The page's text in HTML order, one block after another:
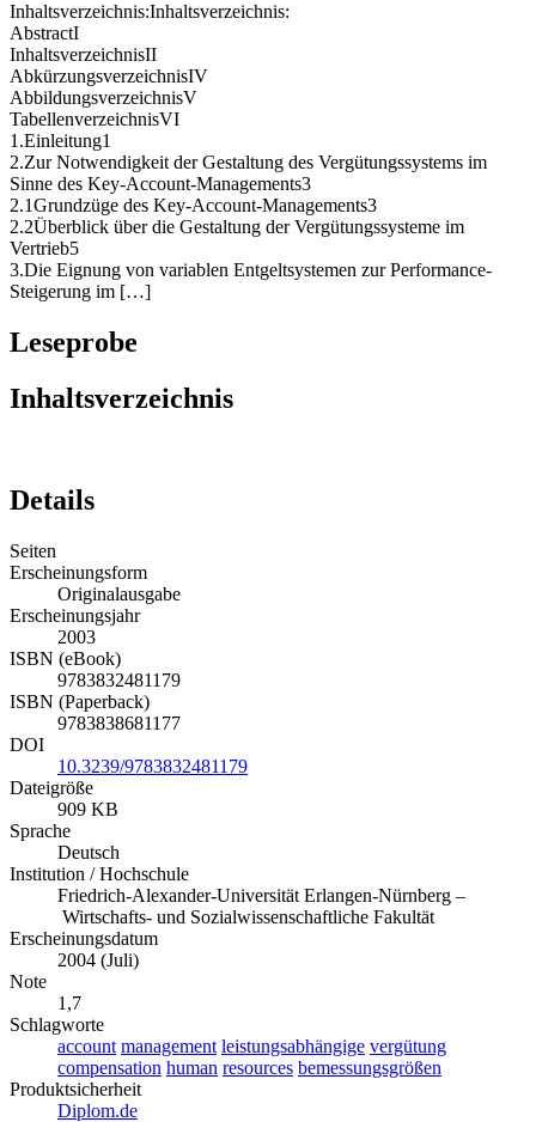
Inhaltsverzeichnis:Inhaltsverzeichnis:
AbstractI
InhaltsverzeichnisII
AbkürzungsverzeichnisIV
AbbildungsverzeichnisV
TabellenverzeichnisVI
1.Einleitung1
2.Zur Notwendigkeit der Gestaltung des Vergütungssystems im
Sinne des Key-Account-Managements3
2.1Grundzüge des Key-Account-Managements3
2.2Überblick über die Gestaltung der Vergütungssysteme im
Vertrieb5
3.Die Eignung von variablen Entgeltsystemen zur Performance-
Steigerung im […]
Leseprobe
Inhaltsverzeichnis
Details
Seiten
Erscheinungsform
Originalausgabe
Erscheinungsjahr
2003
ISBN (eBook)
9783832481179
ISBN (Paperback)
9783838681177
DOI
10.3239/9783832481179
Dateigröße
909 KB
Sprache
Deutsch
Institution / Hochschule
Friedrich-Alexander-Universität Erlangen-Nürnberg –
Wirtschafts- und Sozialwissenschaftliche Fakultät
Erscheinungsdatum
2004 (Juli)
Note
1,7
Schlagworte
account management leistungsabhängige vergütung
compensation human resources bemessungsgrößen
Produktsicherheit
Diplom.de